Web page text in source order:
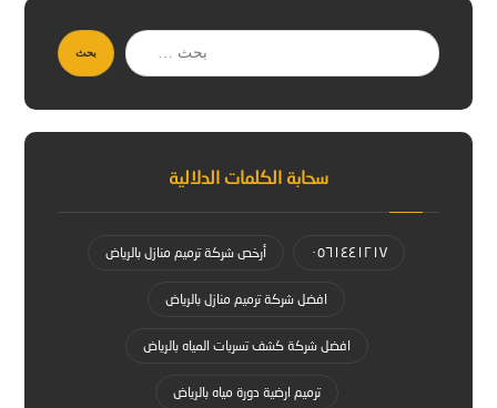
بحث
سحابة الكلمات الدلالية
٠٥٦١٤٤١٢١٧ أرخص شركة ترميم منازل بالرياض
افضل شركة ترميم منازل بالرياض
افضل شركة كشف تسربات المياه بالرياض
ترميم ارضية دورة مياه بالرياض